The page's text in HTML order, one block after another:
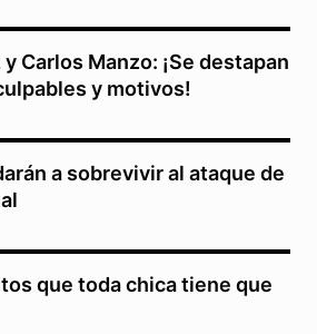
Carlos Manzo: ¡Se destapan
y motivos!
a sobrevivir al ataque de
que toda chica tiene que